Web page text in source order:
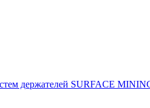
держателей SURFACE